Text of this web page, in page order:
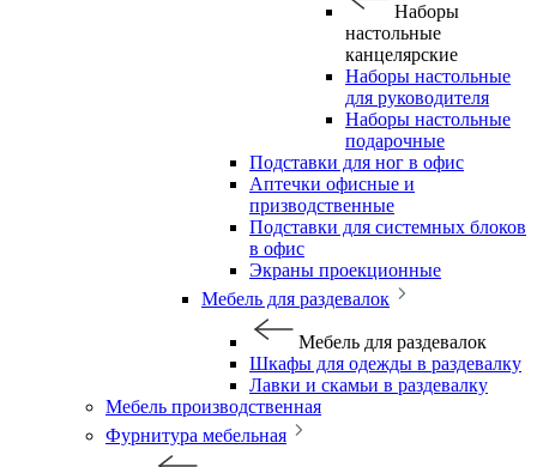
Наборы
настольные
канцелярские
Наборы настольные
для руководителя
Наборы настольные
подарочные
Подставки для ног в офис
Аптечки офисные и
призводственные
Подставки для системных блоков
в офис
Экраны проекционные
Мебель для раздевалок
Мебель для раздевалок
Шкафы для одежды в раздевалку
Лавки и скамьи в раздевалку
Мебель производственная
Фурнитура мебельная